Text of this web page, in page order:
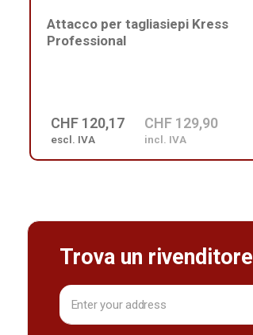
Attacco per tagliasiepi Kress
Professional
CHF 120,17
escl. IVA
CHF 129,90
incl. IVA
Trova un rivenditore